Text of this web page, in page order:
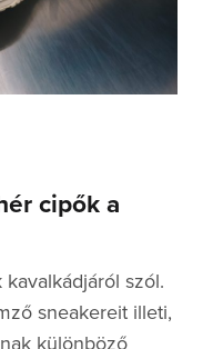
cipők a
szól.
sneakereit illeti,
különböző